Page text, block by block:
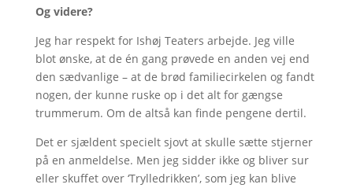
Og videre?
Jeg har respekt for Ishøj Teaters arbejde. Jeg ville
blot ønske, at de én gang prøvede en anden vej end
den sædvanlige – at de brød familiecirkelen og fandt
nogen, der kunne ruske op i det alt for gængse
trummerum. Om de altså kan finde pengene dertil.
Det er sjældent specielt sjovt at skulle sætte stjerner
på en anmeldelse. Men jeg sidder ikke og bliver sur
eller skuffet over ‘Trylledrikken’, som jeg kan blive